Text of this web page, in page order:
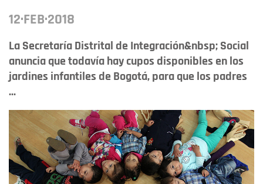
12·FEB·2018
La Secretaría Distrital de Integración&nbsp; Social
anuncia que todavía hay cupos disponibles en los
jardines infantiles de Bogotá, para que los padres
...